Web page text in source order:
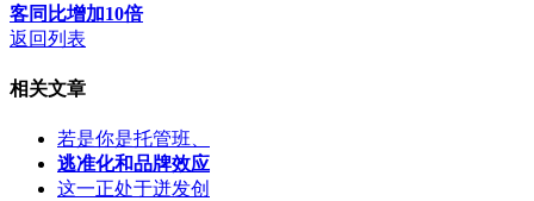
客同比增加10倍
返回列表
相关文章
若是你是托管班、
逃准化和品牌效应
这一正处于迸发创